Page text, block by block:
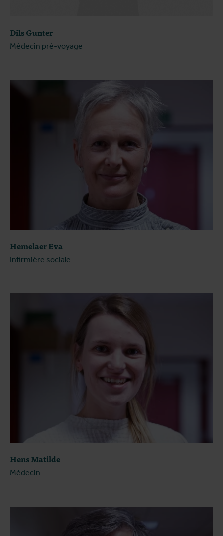
Dils Gunter
Médecin pré-voyage
Hemelaer Eva
Infirmière sociale
Hens Matilde
Médecin